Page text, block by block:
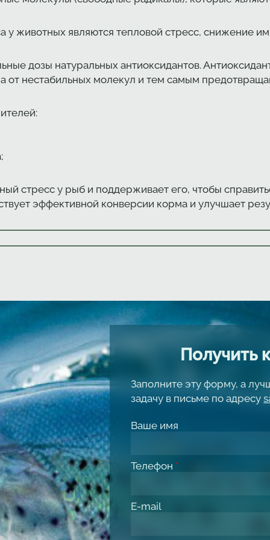
у животных являются тепловой стресс, снижение
дозы натуральных антиоксидантов.
от нестабильных молекул и тем самым
стресс у рыб и поддерживает его, чтобы
эффективной конверсии корма и улучшает
Получить
Заполните эту форму, а
задачу в письме по адресу
Ваше имя
Телефон *
E-mail